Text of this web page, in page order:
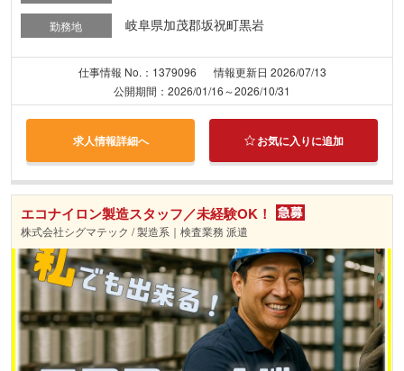
勤務地 岐阜県加茂郡坂祝町黒岩
仕事情報 No.：1379096
情報更新日 2026/07/13
公開期間：2026/01/16～2026/10/31
求人情報詳細へ お気に入りに追加
エコナイロン製造スタッフ／未経験OK！
株式会社シグマテック / 製造系｜検査業務 派遣